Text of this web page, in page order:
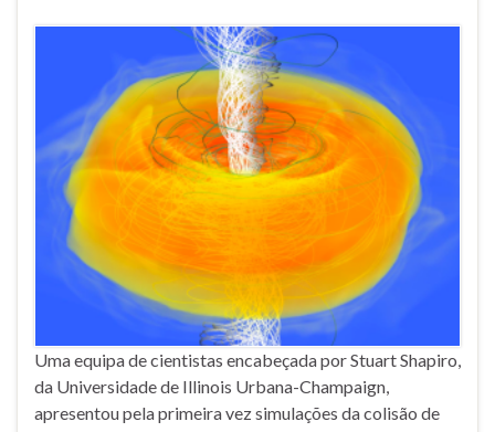
Uma equipa de cientistas encabeçada por Stuart Shapiro,
da Universidade de Illinois Urbana-Champaign,
apresentou pela primeira vez simulações da colisão de